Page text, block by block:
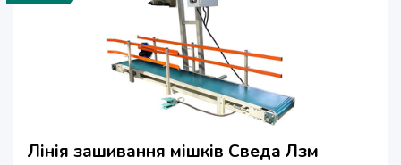
Лінія зашивання мішків Сведа Лзм